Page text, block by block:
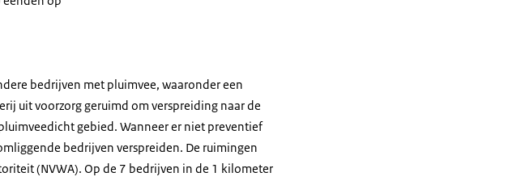
bedrijven met pluimvee, waaronder een
uit voorzorg geruimd om verspreiding naar de
gebied. Wanneer er niet preventief
bedrijven verspreiden. De ruimingen
(NVWA). Op de 7 bedrijven in de 1 kilometer